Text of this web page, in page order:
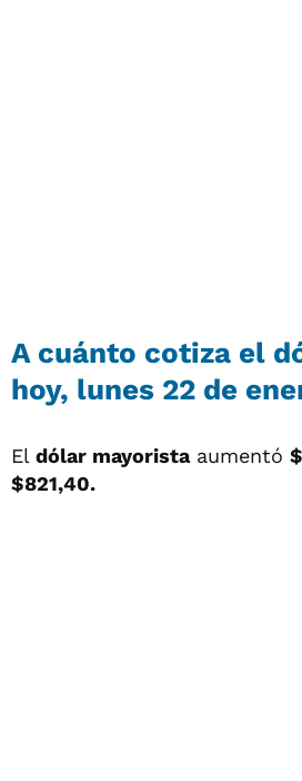
A cuánto cotiza el
hoy, lunes 22 de
El dólar mayoristaaumentó
$821,40.